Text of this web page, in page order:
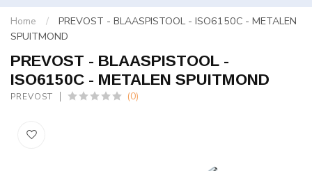
Home /
PREVOST - BLAASPISTOOL - ISO6150C - METALEN
SPUITMOND
PREVOST - BLAASPISTOOL -
ISO6150C - METALEN SPUITMOND
PREVOST (0)